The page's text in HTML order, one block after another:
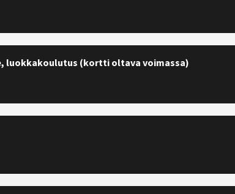
(kortti oltava voimassa)